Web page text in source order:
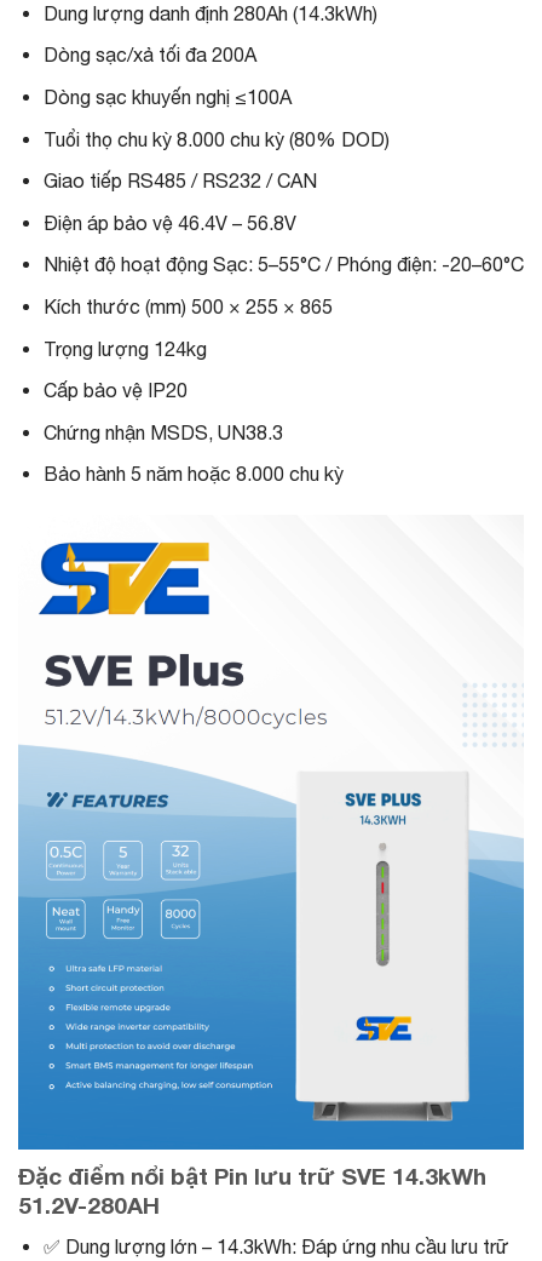
Dung lượng danh định 280Ah (14.3kWh)
Dòng sạc/xả tối đa 200A
Dòng sạc khuyến nghị ≤100A
Tuổi thọ chu kỳ 8.000 chu kỳ (80% DOD)
Giao tiếp RS485 / RS232 / CAN
Điện áp bảo vệ 46.4V – 56.8V
Nhiệt độ hoạt động Sạc: 5–55°C / Phóng điện: -20–60°C
Kích thước (mm) 500 × 255 × 865
Trọng lượng 124kg
Cấp bảo vệ IP20
Chứng nhận MSDS, UN38.3
Bảo hành 5 năm hoặc 8.000 chu kỳ
Đặc điểm nổi bật Pin lưu trữ SVE 14.3kWh
51.2V-280AH
✅ Dung lượng lớn – 14.3kWh: Đáp ứng nhu cầu lưu trữ